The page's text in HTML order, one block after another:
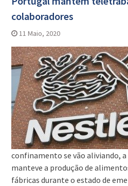
colaboradores
11 Maio, 2020
confinamento se vão aliviando,
manteve a produção de
fábricas durante o estado de